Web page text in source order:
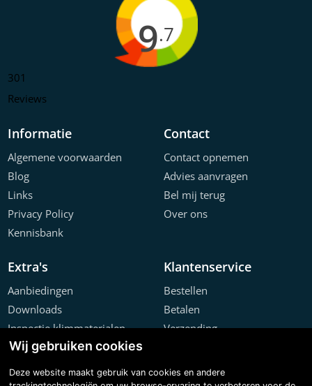
9.7
301
Reviews
Informatie
Algemene voorwaarden
Blog
Links
Privacy Policy
Kennisbank
Contact
Contact opnemen
Advies aanvragen
Bel mij terug
Over ons
Extra's
Aanbiedingen
Downloads
Inspectie klimmaterialen
Offerte configurator
Projecten
Klantenservice
Bestellen
Betalen
Verzending
Klachten
Wij gebruiken cookies
Deze website maakt gebruik van cookies en andere